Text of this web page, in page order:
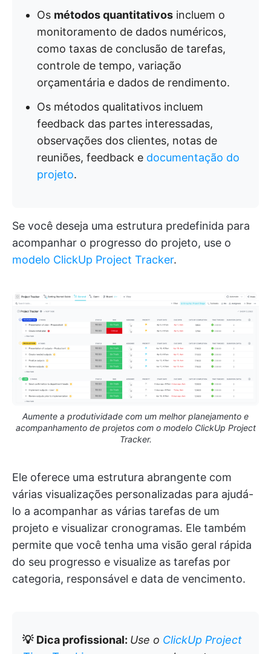
Os métodos quantitativos incluem o
monitoramento de dados numéricos,
como taxas de conclusão de tarefas,
controle de tempo, variação
orçamentária e dados de rendimento.
Os métodos qualitativos incluem
feedback das partes interessadas,
observações dos clientes, notas de
reuniões, feedback e documentação do
projeto.
Se você deseja uma estrutura predefinida para
acompanhar o progresso do projeto, use o
modelo ClickUp Project Tracker.
Aumente a produtividade com um melhor planejamento e
acompanhamento de projetos com o modelo ClickUp Project
Tracker.
Ele oferece uma estrutura abrangente com
várias visualizações personalizadas para ajudá-
lo a acompanhar as várias tarefas de um
projeto e visualizar cronogramas. Ele também
permite que você tenha uma visão geral rápida
do seu progresso e visualize as tarefas por
categoria, responsável e data de vencimento.
💡 Dica profissional: Use o ClickUp Project